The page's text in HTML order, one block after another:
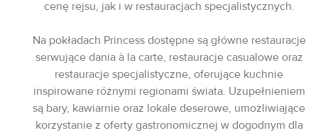
cenę rejsu, jak i w restauracjach specjalistycznych.
Na pokładach Princess dostępne są główne restauracje
serwujące dania à la carte, restauracje casualowe oraz
restauracje specjalistyczne, oferujące kuchnie
inspirowane różnymi regionami świata. Uzupełnieniem
są bary, kawiarnie oraz lokale deserowe, umożliwiające
korzystanie z oferty gastronomicznej w dogodnym dla